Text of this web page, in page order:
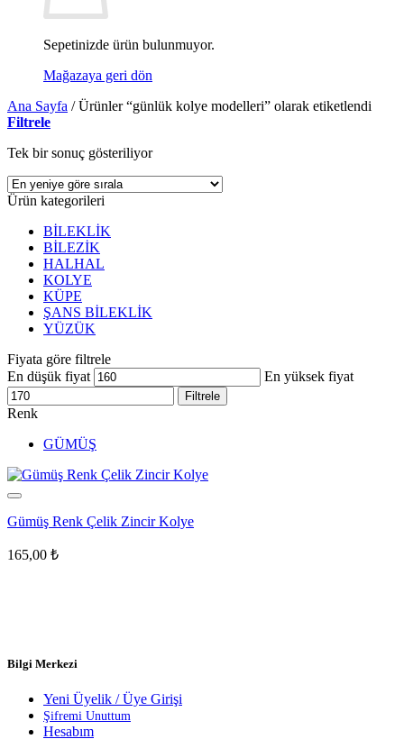
Sepetinizde ürün bulunmuyor.
Mağazaya geri dön
Ana Sayfa /Ürünler “günlük kolye modelleri” olarak etiketlendi
Filtrele
Tek bir sonuç gösteriliyor
Ürün kategorileri
BİLEKLİK
BİLEZİK
HALHAL
KOLYE
KÜPE
ŞANS BİLEKLİK
YÜZÜK
Fiyata göre filtrele
En düşük fiyat
En yüksek fiyat
Filtrele
Renk
GÜMÜŞ
Gümüş Renk Çelik Zincir Kolye
165,00 ₺
Bilgi Merkezi
Yeni Üyelik / Üye Girişi
Şifremi Unuttum
Hesabım